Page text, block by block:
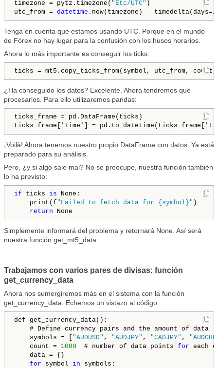
timezone = pytz.timezone( "Etc/UTC" )
utc_from = datetime .now(timezone) - timedelta(days=1
Tenga en cuenta que estamos usando UTC. Porque en el mundo
de Fórex no hay lugar para la confusión con los husos horarios.
Ahora lo más importante es conseguir los ticks:
ticks = mt5.copy_ticks_from(symbol, utc_from,
¿Ha conseguido los datos? Excelente. Ahora tendremos que
procesarlos. Para ello utilizaremos pandas:
ticks_frame = pd.DataFrame(ticks)
ticks_frame['time'] =
¡Voilà! Ahora tenemos nuestro propio DataFrame con datos. Ya está
preparado para su análisis.
Pero, ¿y si algo sale mal? No se preocupe, nuestra función también
lo ha previsto:
if ticks is None:
print(f"Failed to fetch data for {symbol}" )
return None
Simplemente informará del problema y retornará None. Así será
nuestra función get_mt5_data.
Trabajamos con varios pares de divisas: función
get_currency_data
Ahora nos sumergiremos más en el sistema con la función
get_currency_data. Echemos un vistazo al código:
def get_currency_data():
# Define currency pairs and the amount of data
symbols = [ "AUDUSD" , "AUDJPY" , "CADJPY" ,
count = 1000 # number of data points for each
data = {}
for symbol in symbols: